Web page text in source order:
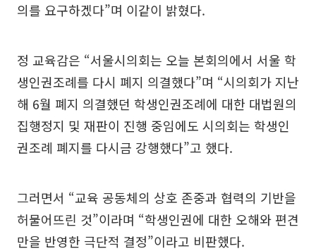
의를 요구하겠다”며 이같이 밝혔다.
정 교육감은 “서울시의회는 오늘 본회의에서 서울 학
생인권조례를 다시 폐지 의결했다”며 “시의회가 지난
해 6월 폐지 의결했던 학생인권조례에 대한 대법원의
집행정지 및 재판이 진행 중임에도 시의회는 학생인
권조례 폐지를 다시금 강행했다”고 했다.
그러면서 “교육 공동체의 상호 존중과 협력의 기반을
허물어뜨린 것”이라며 “학생인권에 대한 오해와 편견
만을 반영한 극단적 결정”이라고 비판했다.